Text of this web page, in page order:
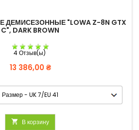
"LOWA Z-8N GTX
C", DARK BROWN
4 Отзыв(ы)
Цена
13 386,00 ₴
 В корзину